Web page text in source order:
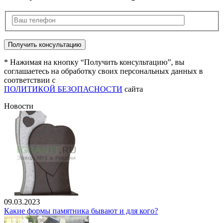
* Нажимая на кнопку “Получить консультацию”, вы
соглашаетесь на обработку своих персональных данных в
соответствии с
ПОЛИТИКОЙ БЕЗОПАСНОСТИ сайта
Новости
09.03.2023
Какие формы памятника бывают и для кого?